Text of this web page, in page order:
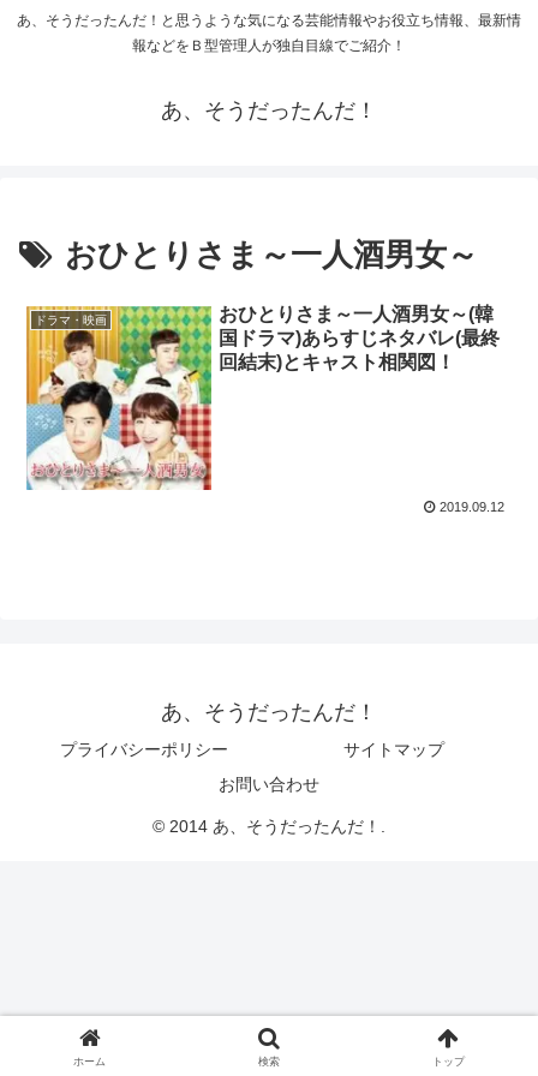
あ、そうだったんだ！と思うような気になる芸能情報やお役立ち情報、最新情
報などをＢ型管理人が独自目線でご紹介！
あ、そうだったんだ！
おひとりさま～一人酒男女～
ドラマ・映画
おひとりさま～一人酒男女～(韓
国ドラマ)あらすじネタバレ(最終
回結末)とキャスト相関図！
2019.09.12
あ、そうだったんだ！
プライバシーポリシー
サイトマップ
お問い合わせ
© 2014 あ、そうだったんだ！.
ホーム 検索 トップ